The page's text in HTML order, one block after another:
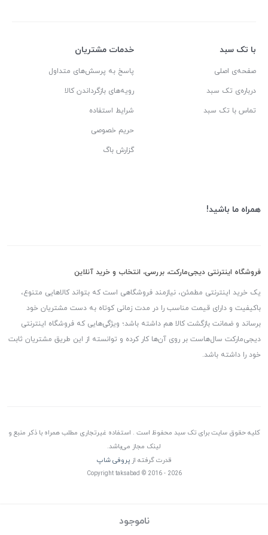
ناموجود
با تک سبد
صفحه‌ی اصلی
درباره‌ی تک سبد
تماس با تک سبد
خدمات مشتریان
پاسخ به پرسش‌های متداول
رویه‌های بازگرداندن کالا
شرایط استفاده
حریم خصوصی
گزارش باگ
همراه ما باشید!
فروشگاه اینترنتی دیجی‌مارکت، بررسی، انتخاب و خرید آنلاین
یک خرید اینترنتی مطمئن، نیازمند فروشگاهی است که بتواند کالاهایی متنوع،
باکیفیت و دارای قیمت مناسب را در مدت زمانی کوتاه به دست مشتریان خود
برساند و ضمانت بازگشت کالا هم داشته باشد؛ ویژگی‌هایی که فروشگاه اینترنتی
دیجی‌مارکت سال‌هاست بر روی آن‌ها کار کرده و توانسته از این طریق مشتریان ثابت
خود را داشته باشد.
کلیه حقوق سایت برای تک سبد محفوظ است . استفاده غیرتجاری مطلب همراه با ذکر منبع و
لینک مجاز می‌باشد.
قدرت گرفته ازپروفی شاپ
Copyright taksabad © 2016 - 2026